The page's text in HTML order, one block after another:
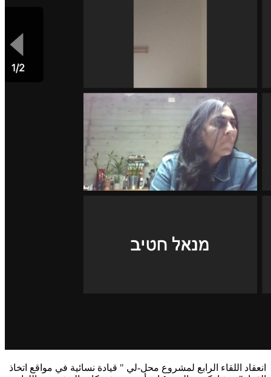
انعقاد اللقاء الرابع لمشروع محل-لي " قيادة نسائية في مواقع اتخاذ